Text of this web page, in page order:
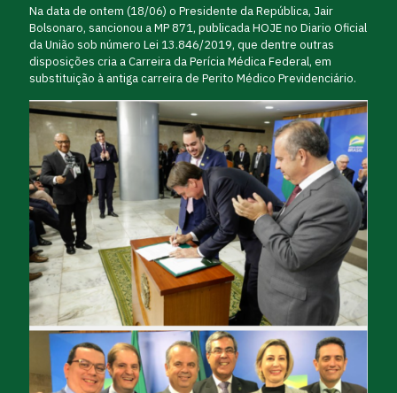
Na data de ontem (18/06) o Presidente da República, Jair
Bolsonaro, sancionou a MP 871, publicada HOJE no Diario Oficial
da União sob número Lei 13.846/2019, que dentre outras
disposições cria a Carreira da Perícia Médica Federal, em
substituição à antiga carreira de Perito Médico Previdenciário.